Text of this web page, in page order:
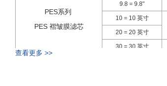
PES系列
PES 褶皱膜滤芯
9.8 = 9.8"
10 = 10 英寸
20 = 20 英寸
30 = 30 英寸
查看更多 >>